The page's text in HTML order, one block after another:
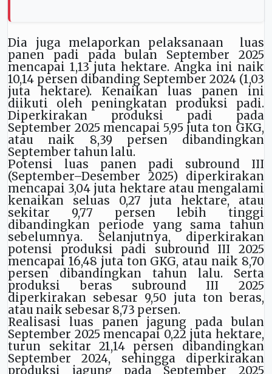
Dia juga melaporkan pelaksanaan luas
panen padi pada bulan September 2025
mencapai 1,13 juta hektare. Angka ini naik
10,14 persen dibanding September 2024 (1,03
juta hektare). Kenaikan luas panen ini
diikuti oleh peningkatan produksi padi.
Diperkirakan produksi padi pada
September 2025 mencapai 5,95 juta ton GKG,
atau naik 8,39 persen dibandingkan
September tahun lalu.
Potensi luas panen padi subround III
(September–Desember 2025) diperkirakan
mencapai 3,04 juta hektare atau mengalami
kenaikan seluas 0,27 juta hektare, atau
sekitar 9,77 persen lebih tinggi
dibandingkan periode yang sama tahun
sebelumnya. Selanjutnya, diperkirakan
potensi produksi padi subround III 2025
mencapai 16,48 juta ton GKG, atau naik 8,70
persen dibandingkan tahun lalu. Serta
produksi beras subround III 2025
diperkirakan sebesar 9,50 juta ton beras,
atau naik sebesar 8,73 persen.
Realisasi luas panen jagung pada bulan
September 2025 mencapai 0,22 juta hektare,
turun sekitar 21,14 persen dibandingkan
September 2024, sehingga diperkirakan
produksi jagung pada September 2025